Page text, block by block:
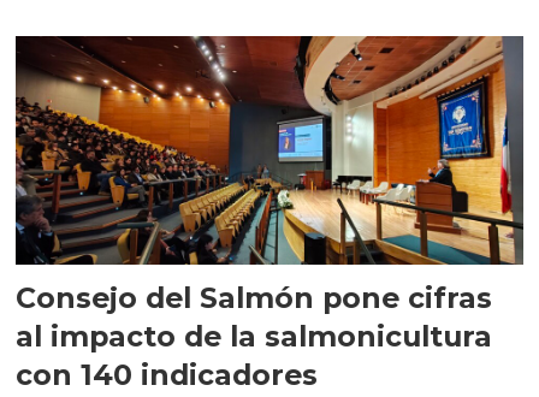
Consejo del Salmón pone cifras
al impacto de la salmonicultura
con 140 indicadores